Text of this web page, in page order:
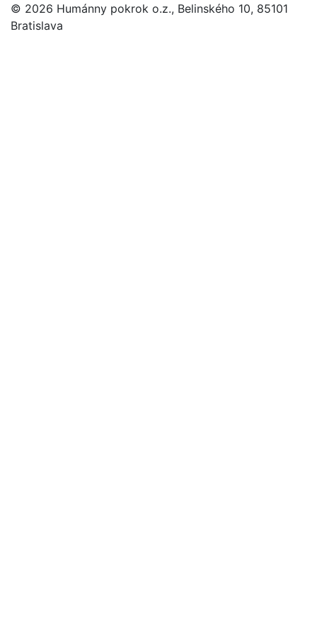
© 2026 Humánny pokrok o.z., Belinského 10, 85101
Bratislava